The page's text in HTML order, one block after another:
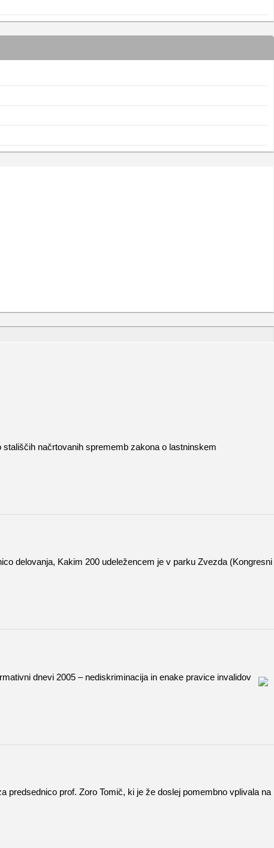
načrtovanih sprememb zakona o lastninskem
delovanja, Kakim 200 udeležencem je v parku Zvezda (Kongresni
dnevi 2005 – nediskriminacija in enake pravice invalidov
predsednico prof. Zoro Tomič, ki je že doslej pomembno vplivala na